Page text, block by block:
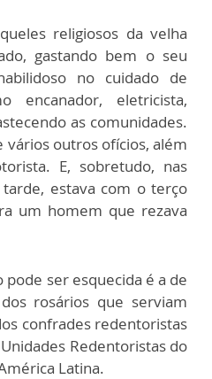
religiosos da velha
gastando bem o seu
no cuidado de
encanador, eletricista,
as comunidades.
vários outros ofícios, além
E, sobretudo, nas
estava com o terço
um homem que rezava
pode ser esquecida é a de
rosários que serviam
confrades redentoristas
Redentoristas do
Latina.